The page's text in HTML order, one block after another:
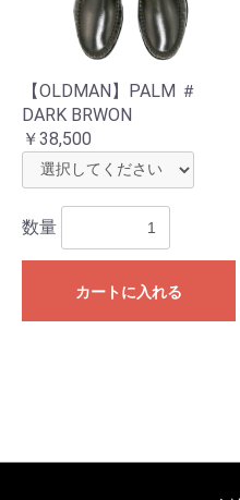
【OLDMAN】PALM ＃
DARK BRWON
￥38,500
数量
カートに入れる